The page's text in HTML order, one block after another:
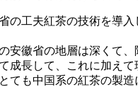
の工夫紅茶の技術を導
安徽省の地層は深くて
成長して、これに加え
ても中国系の紅茶の製